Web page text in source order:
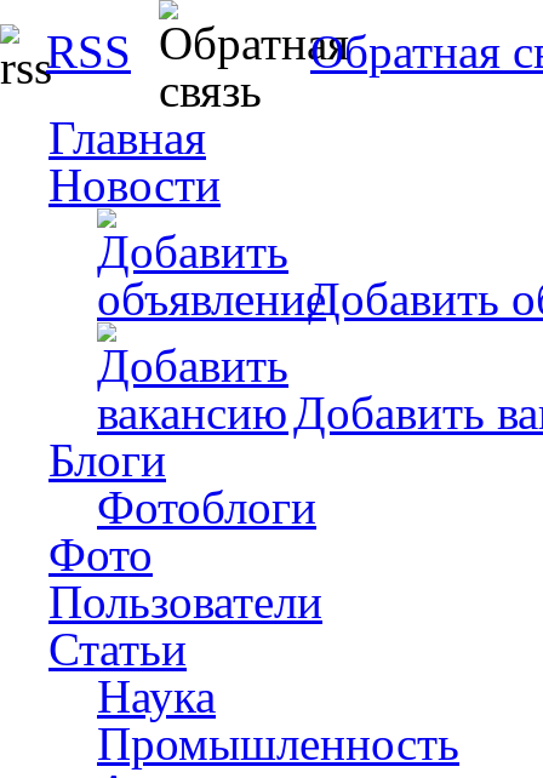
RSS
Обратная
Главная
Новости
Добавить
Добавить
Блоги
Фотоблоги
Фото
Пользователи
Статьи
Наука
Промышленность